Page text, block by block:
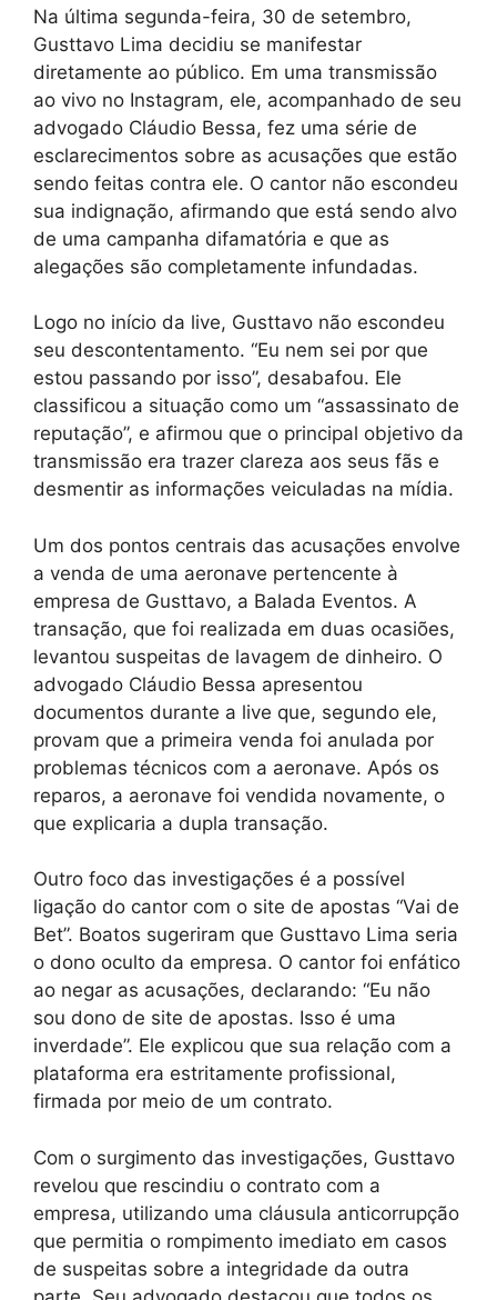
Na última segunda-feira, 30 de setembro,
Gusttavo Lima decidiu se manifestar
diretamente ao público. Em uma transmissão
ao vivo no Instagram, ele, acompanhado de seu
advogado Cláudio Bessa, fez uma série de
esclarecimentos sobre as acusações que estão
sendo feitas contra ele. O cantor não escondeu
sua indignação, afirmando que está sendo alvo
de uma campanha difamatória e que as
alegações são completamente infundadas.
Logo no início da live, Gusttavo não escondeu
seu descontentamento. “Eu nem sei por que
estou passando por isso”, desabafou. Ele
classificou a situação como um “assassinato de
reputação”, e afirmou que o principal objetivo da
transmissão era trazer clareza aos seus fãs e
desmentir as informações veiculadas na mídia.
Um dos pontos centrais das acusações envolve
a venda de uma aeronave pertencente à
empresa de Gusttavo, a Balada Eventos. A
transação, que foi realizada em duas ocasiões,
levantou suspeitas de lavagem de dinheiro. O
advogado Cláudio Bessa apresentou
documentos durante a live que, segundo ele,
provam que a primeira venda foi anulada por
problemas técnicos com a aeronave. Após os
reparos, a aeronave foi vendida novamente, o
que explicaria a dupla transação.
Outro foco das investigações é a possível
ligação do cantor com o site de apostas “Vai de
Bet”. Boatos sugeriram que Gusttavo Lima seria
o dono oculto da empresa. O cantor foi enfático
ao negar as acusações, declarando: “Eu não
sou dono de site de apostas. Isso é uma
inverdade”. Ele explicou que sua relação com a
plataforma era estritamente profissional,
firmada por meio de um contrato.
Com o surgimento das investigações, Gusttavo
revelou que rescindiu o contrato com a
empresa, utilizando uma cláusula anticorrupção
que permitia o rompimento imediato em casos
de suspeitas sobre a integridade da outra